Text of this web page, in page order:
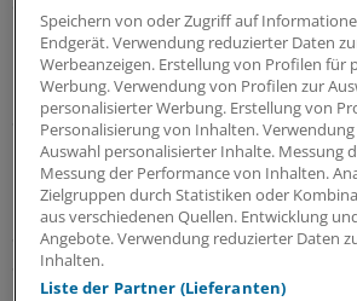
Die Fühler ausstrecken
Sie wolle beim Kongress "die Fühler
beispielsweise Svea Sieverding,
Universität Heidelberg. Die Vorträge
Internisten" seien so gestaltet, dass
Studentin vor dem Physikum etwas
Sieverding.
Speichern von oder Zugriff auf
Endgerät. Verwendung reduzierter Daten
Werbeanzeigen. Erstellung von Profilen für
Werbung. Verwendung von Profilen zur
personalisierter Werbung. Erstellung von
Personalisierung von Inhalten.
Auswahl personalisierter Inhalte. Messung
Messung der Performance von Inhalten.
Zielgruppen durch Statistiken oder
aus verschiedenen Quellen. Entwicklung
Angebote. Verwendung reduzierter Daten
Inhalten.
Liste der Partner (Lieferanten)